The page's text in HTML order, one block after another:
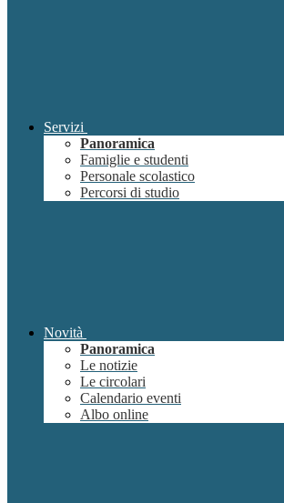
Servizi
Panoramica
Famiglie e studenti
Personale scolastico
Percorsi di studio
Novità
Panoramica
Le notizie
Le circolari
Calendario eventi
Albo online